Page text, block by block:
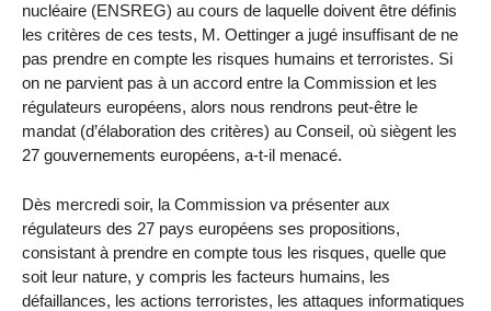
nucléaire (ENSREG) au cours de laquelle doivent être définis
les critères de ces tests, M. Oettinger a jugé insuffisant de ne
pas prendre en compte les risques humains et terroristes. Si
on ne parvient pas à un accord entre la Commission et les
régulateurs européens, alors nous rendrons peut-être le
mandat (d’élaboration des critères) au Conseil, où siègent les
27 gouvernements européens, a-t-il menacé.
Dès mercredi soir, la Commission va présenter aux
régulateurs des 27 pays européens ses propositions,
consistant à prendre en compte tous les risques, quelle que
soit leur nature, y compris les facteurs humains, les
défaillances, les actions terroristes, les attaques informatiques